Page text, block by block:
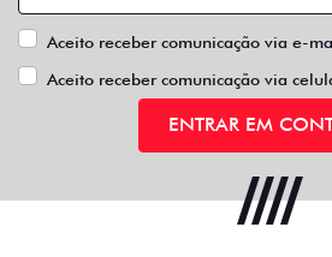
Aceito receber comunicação via e-
Aceito receber comunicação via
ENTRAR EM